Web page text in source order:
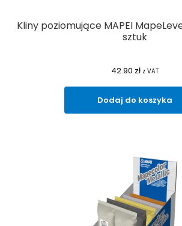
Kliny poziomujące MAPEI
sztuk
42.90 zł z VAT
Dodaj do koszyka